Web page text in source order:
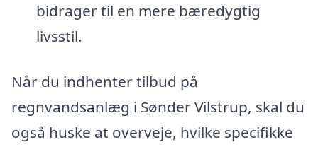
bidrager til en mere bæredygtig
livsstil.
Når du indhenter tilbud på
regnvandsanlæg i Sønder Vilstrup, skal du
også huske at overveje, hvilke specifikke